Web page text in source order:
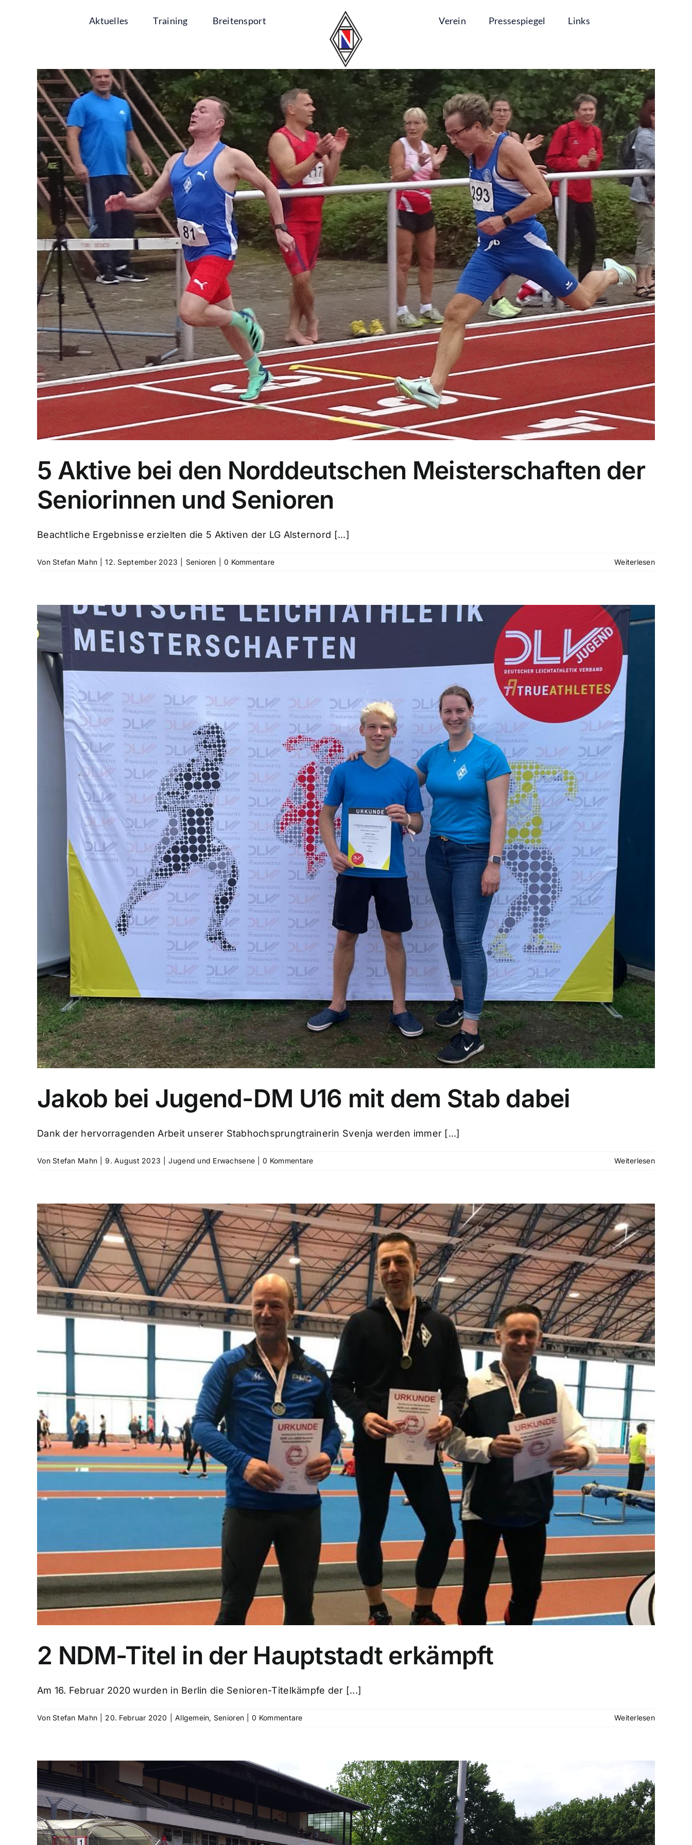
Aktuelles Training Breitensport Verein Pressespiegel Links
5 Aktive bei den Norddeutschen Meisterschaften der
Seniorinnen und Senioren
Beachtliche Ergebnisse erzielten die 5 Aktiven der LG Alsternord [...]
Von Stefan Mahn 12. September 2023 Senioren 0 Kommentare Weiterlesen
Jakob bei Jugend-DM U16 mit dem Stab dabei
Dank der hervorragenden Arbeit unserer Stabhochsprungtrainerin Svenja werden immer [...]
Von Stefan Mahn 9. August 2023 Jugend und Erwachsene 0 Kommentare Weiterlesen
2 NDM-Titel in der Hauptstadt erkämpft
Am 16. Februar 2020 wurden in Berlin die Senioren-Titelkämpfe der [...]
Von Stefan Mahn 20. Februar 2020 Allgemein, Senioren 0 Kommentare Weiterlesen